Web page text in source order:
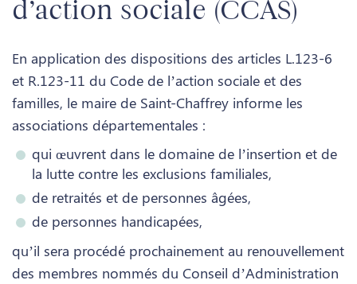
d’action sociale (CCAS)
En application des dispositions des articles L.123-6
et R.123-11 du Code de l’action sociale et des
familles, le maire de Saint-Chaffrey informe les
associations départementales :
qui œuvrent dans le domaine de l’insertion et de
la lutte contre les exclusions familiales,
de retraités et de personnes âgées,
de personnes handicapées,
qu’il sera procédé prochainement au renouvellement
des membres nommés du Conseil d’Administration